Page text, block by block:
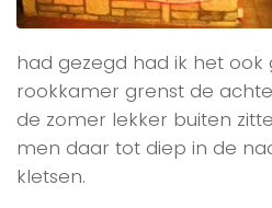
had gezegd had ik het ook
rookkamer grenst de
de zomer lekker buiten
men daar tot diep in de
kletsen.